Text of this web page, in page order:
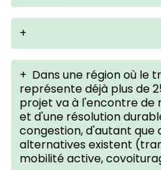
+
+ Dans une région où le
représente déjà plus de
projet va à l'encontre de
et d'une résolution
congestion, d'autant que
alternatives existent
mobilité active,